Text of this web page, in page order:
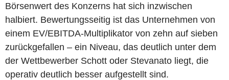
Börsenwert des Konzerns hat sich inzwischen
halbiert. Bewertungsseitig ist das Unternehmen von
einem EV/EBITDA-Multiplikator von zehn auf sieben
zurückgefallen – ein Niveau, das deutlich unter dem
der Wettbewerber Schott oder Stevanato liegt, die
operativ deutlich besser aufgestellt sind.